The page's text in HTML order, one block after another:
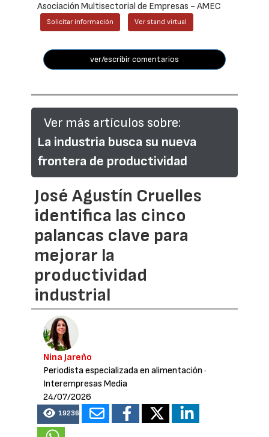
Asociación Multisectorial de Empresas - AMEC
Solicitar información Ver stand virtual
ver/escribir comentarios
Ver más artículos sobre:
La industria busca su nueva
frontera de productividad
José Agustín Cruelles
identifica las cinco
palancas clave para
mejorar la
productividad
industrial
Nina Jareño
Periodista especializada en alimentación ·
Interempresas Media
24/07/2026
19236